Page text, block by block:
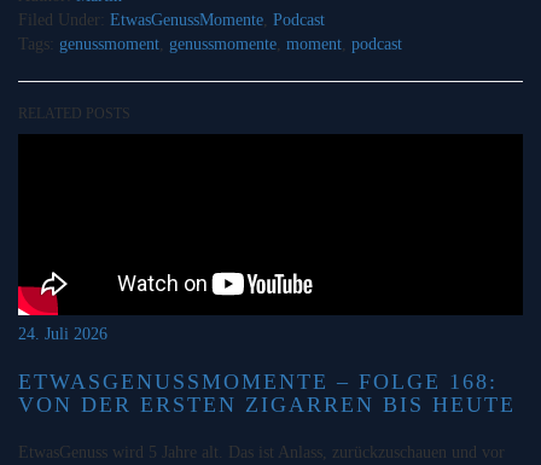
Filed Under: EtwasGenussMomente Podcast
Tags: genussmoment genussmomente moment podcast
RELATED POSTS
24. Juli 2026
ETWASGENUSSMOMENTE – FOLGE 168:
VON DER ERSTEN ZIGARREN BIS HEUTE
EtwasGenuss wird 5 Jahre alt. Das ist Anlass, zurückzuschauen und vor